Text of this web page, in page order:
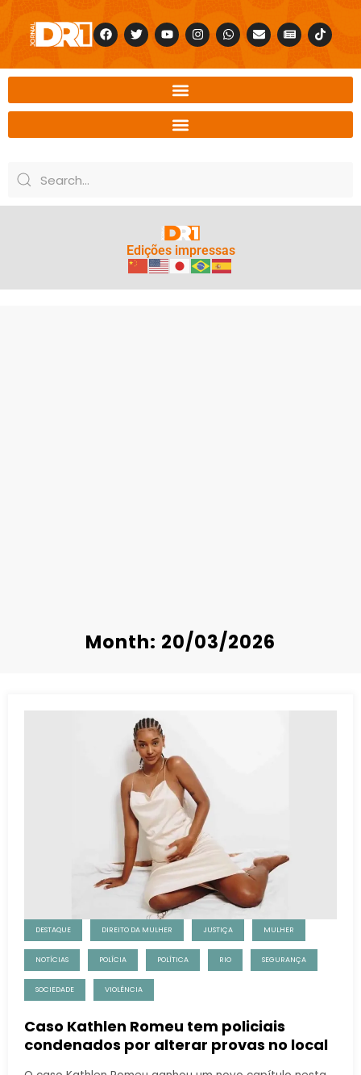
Edições impressas
Month: 20/03/2026
DESTAQUE DIREITO DA MULHER JUSTIÇA MULHER
NOTÍCIAS POLÍCIA POLÍTICA RIO SEGURANÇA
SOCIEDADE VIOLÊNCIA
Caso Kathlen Romeu tem policiais
condenados por alterar provas no local